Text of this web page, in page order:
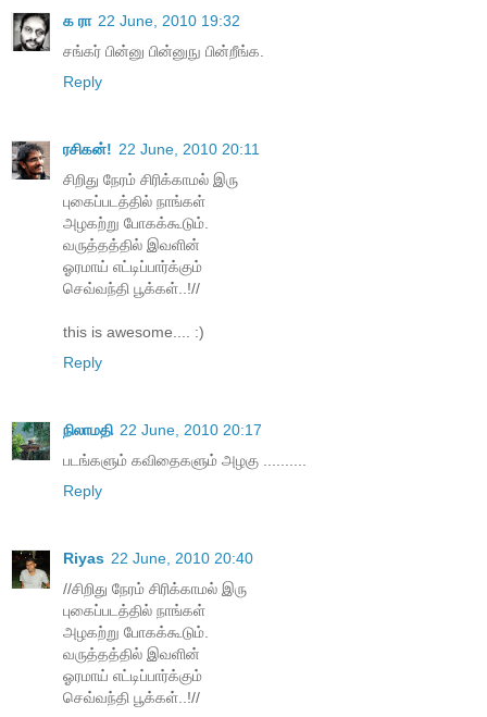
க ரா 22 June, 2010 19:32
சங்கர் பின்னு பின்னுநு பின்றீங்க.
Reply
ரசிகன்! 22 June, 2010 20:11
சிறிது நேரம் சிரிக்காமல் இரு
புகைப்படத்தில் நாங்கள்
அழகற்று போகக்கூடும்.
வருத்தத்தில் இவளின்
ஓரமாய் எட்டிப்பார்க்கும்
செவ்வந்தி பூக்கள்..!//
this is awesome.... :)
Reply
நிலாமதி 22 June, 2010 20:17
படங்களும் கவிதைகளும் அழகு ..........
Reply
Riyas 22 June, 2010 20:40
//சிறிது நேரம் சிரிக்காமல் இரு
புகைப்படத்தில் நாங்கள்
அழகற்று போகக்கூடும்.
வருத்தத்தில் இவளின்
ஓரமாய் எட்டிப்பார்க்கும்
செவ்வந்தி பூக்கள்..!//